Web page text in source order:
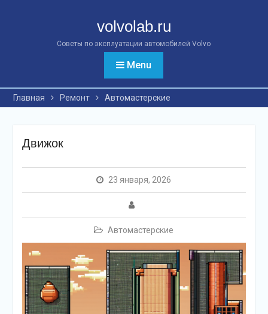
volvolab.ru
Советы по эксплуатации автомобилей Volvo
Menu
Главная Ремонт Автомастерские
Движок
23 января, 2026
Автомастерские